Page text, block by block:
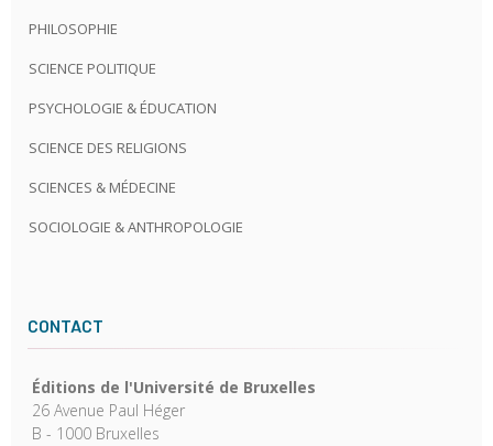
PHILOSOPHIE
SCIENCE POLITIQUE
PSYCHOLOGIE & ÉDUCATION
SCIENCE DES RELIGIONS
SCIENCES & MÉDECINE
SOCIOLOGIE & ANTHROPOLOGIE
CONTACT
Éditions de l'Université de Bruxelles
26 Avenue Paul Héger
B - 1000 Bruxelles